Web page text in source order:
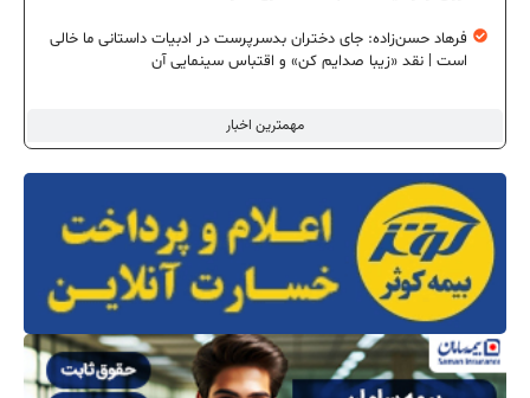
مهمترین اخبار
فرهاد حسن‌زاده: جای دختران بدسرپرست در ادبیات داستانی ما خالی
است | نقد «زیبا صدایم کن» و اقتباس سینمایی آن